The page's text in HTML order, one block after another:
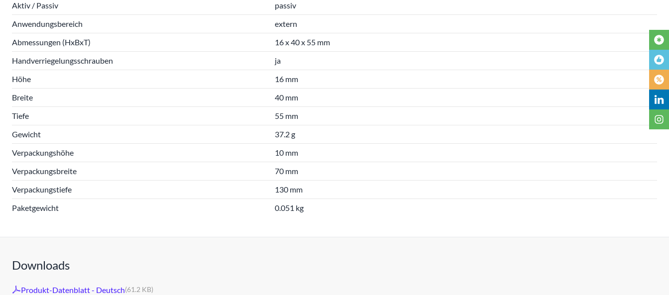
Aktiv / Passiv
passiv
Anwendungsbereich
extern
Abmessungen (HxBxT)
16 x 40 x 55 mm
Handverriegelungsschrauben
ja
Höhe
16 mm
Breite
40 mm
Tiefe
55 mm
Gewicht
37.2 g
Verpackungshöhe
10 mm
Verpackungsbreite
70 mm
Verpackungstiefe
130 mm
Paketgewicht
0.051 kg
Downloads
Produkt-Datenblatt - Deutsch(61.2 KB)